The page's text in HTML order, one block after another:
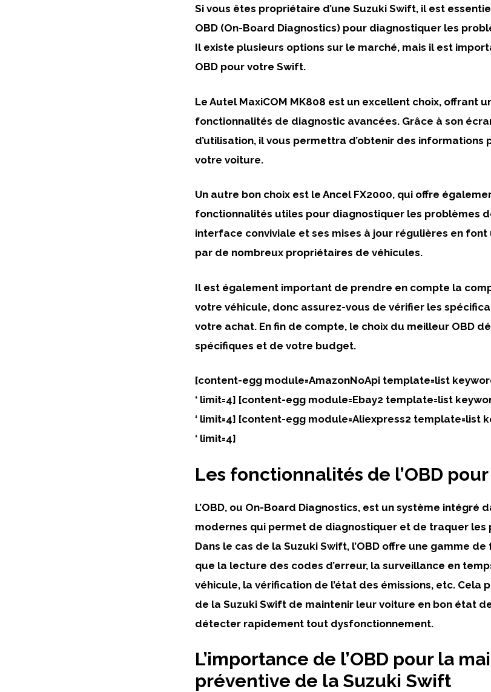
Si vous êtes propriétaire d’une Suzuki Swift, il est
OBD (On-Board Diagnostics) pour diagnostiquer les
Il existe plusieurs options sur le marché, mais il est
OBD pour votre Swift.
Le Autel MaxiCOM MK808 est un excellent choix, offrant
fonctionnalités de diagnostic avancées. Grâce à son
d’utilisation, il vous permettra d’obtenir des informations
votre voiture.
Un autre bon choix est le Ancel FX2000, qui offre
fonctionnalités utiles pour diagnostiquer les problèmes
interface conviviale et ses mises à jour régulières en
par de nombreux propriétaires de véhicules.
Il est également important de prendre en compte la
votre véhicule, donc assurez-vous de vérifier les
votre achat. En fin de compte, le choix du meilleur OBD
spécifiques et de votre budget.
[content-egg module=AmazonNoApi template=list
‘ limit=4] [content-egg module=Ebay2 template=list
‘ limit=4] [content-egg module=Aliexpress2 template=list
‘ limit=4]
Les fonctionnalités de l’OBD
L’OBD, ou On-Board Diagnostics, est un système intégré
modernes qui permet de diagnostiquer et de traquer les
Dans le cas de la Suzuki Swift, l’OBD offre une gamme
que la lecture des codes d’erreur, la surveillance en
véhicule, la vérification de l’état des émissions, etc. Cela
de la Suzuki Swift de maintenir leur voiture en bon état
détecter rapidement tout dysfonctionnement.
L’importance de l’OBD pour la
préventive de la Suzuki Swift